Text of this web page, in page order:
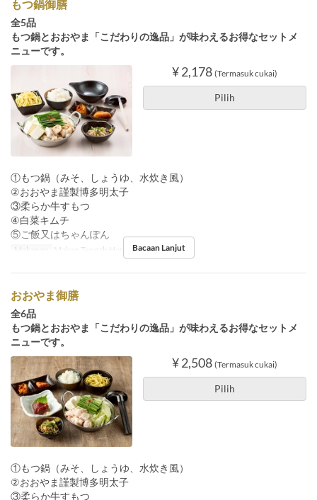
もつ鍋御膳
全5品
もつ鍋とおおやま「こだわりの逸品」が味わえるお得なセットメ
ニューです。
¥ 2,178 (Termasuk cukai)
Pilih
①もつ鍋（みそ、しょうゆ、水炊き風）
②おおやま謹製博多明太子
③柔らか牛すもつ
④白菜キムチ
⑤ご飯又はちゃんぽん
Makanan Makan Tengah Hari Bacaan Lanjut
おおやま御膳
全6品
もつ鍋とおおやま「こだわりの逸品」が味わえるお得なセットメ
ニューです。
¥ 2,508 (Termasuk cukai)
Pilih
①もつ鍋（みそ、しょうゆ、水炊き風）
②おおやま謹製博多明太子
③柔らか牛すもつ